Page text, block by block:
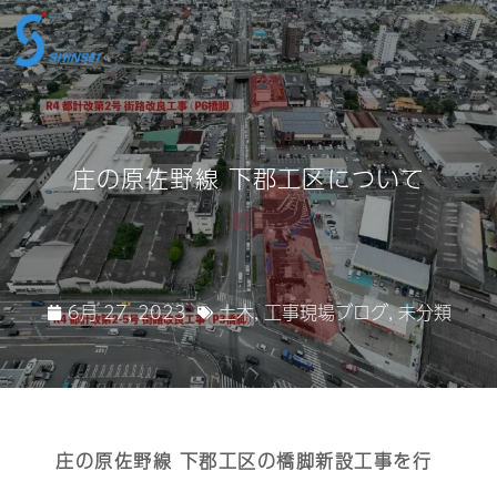
庄の原佐野線 下郡工区について
6月 27, 2023 土木,工事現場ブログ,未分類
庄の原佐野線 下郡工区の橋脚新設工事を行